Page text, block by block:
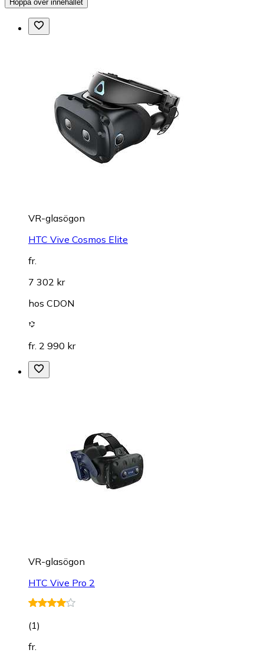
Hoppa över innehållet
VR-glasögon
HTC Vive Cosmos Elite
fr.
7 302 kr
hos CDON
fr. 2 990 kr
VR-glasögon
HTC Vive Pro 2
(1)
fr.